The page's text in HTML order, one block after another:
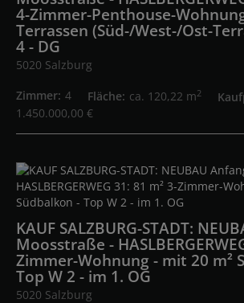
4-Zimmer-Penthouse-
Terrassen (Süd-/West-/Ost-
4 - DG
5020 Salzburg
Zimmer 4 Fläche ca. 120,22 m2
1.450.000,00 €
KAUF SALZBURG-STADT:
Moosstraße -
Zimmer-Wohnung - mit 20 m²
Top W 2 - im 1. OG
5020 Salzburg